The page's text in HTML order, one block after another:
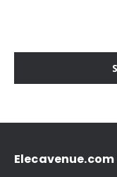
Elecavenue.com